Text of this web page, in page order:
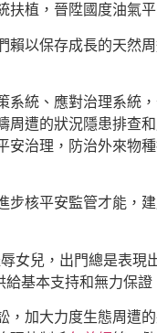
植，晉陞國度油氣
以保存成長的天然
系統、應對治理系統
遭的狀況隱患排查
安治理，防治外來物
步核平安監管才能，
女兒，出門總是表現
基本支持和無力保證
加大力度生態周遭